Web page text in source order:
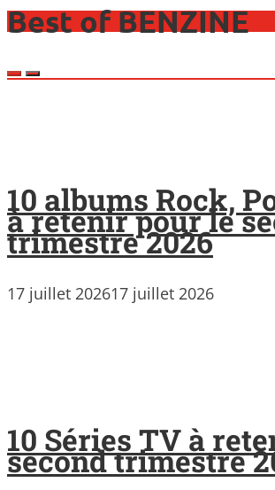
Best of BENZINE
10 albums Rock,
à retenir pour le
trimestre 2026
17 juillet 202617 juillet 2026
10 Séries TV à
second trimestre